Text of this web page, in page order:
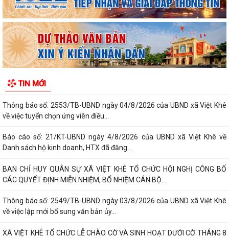
TIN MỚI
Thông báo số: 159/TB-TTPVHCC ngày 4/8/2026 của UBND xã Việt
Khê Niêm yết về việc Bãi bỏ một số...
Kế hoạch số 105-KH-ĐU ngày 25/5/2026 của Đảng ủy xã Việt Khê về
việc tuyên truyền thực hiện Chỉ thị...
Khê Niêm yết về việc Bãi bỏ một số...
Thông báo số: 2553/TB-UBND ngày 04/8/2026 của UBND xã Việt Khê
về việc tuyển chọn ứng viên điều...
Báo cáo số: 21/KT-UBND ngày 4/8/2026 của UBND xã Việt Khê về
Danh sách hộ kinh doanh, HTX đã đăng...
BAN CHỈ HUY QUÂN SỰ XÃ VIỆT KHÊ TỔ CHỨC HỘI NGHỊ CÔNG BỐ
CÁC QUYẾT ĐỊNH MIỄN NHIỆM, BỔ NHIỆM CÁN BỘ...
Thông báo số: 2549/TB-UBND ngày 03/8/2026 của UBND xã Việt Khê
về việc lập mới bổ sung văn bản ủy...
XÃ VIỆT KHÊ TỔ CHỨC LỄ CHÀO CỜ VÀ SINH HOẠT DƯỚI CỜ THÁNG 8